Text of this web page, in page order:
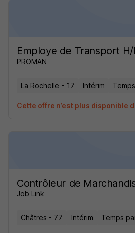
Employe de Transport H/
PROMAN
La Rochelle - 17 Intérim
Cette offre n’est plus disponible
Contrôleur de
Job Link
Châtres - 77 Intérim Temps